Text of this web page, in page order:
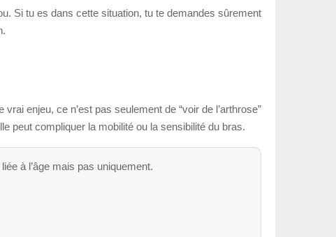
Si tu es dans cette situation, tu te demandes sûrement
enjeu, ce n’est pas seulement de “voir de l’arthrose”
peut compliquer la mobilité ou la sensibilité du bras.
à l’âge mais pas uniquement.